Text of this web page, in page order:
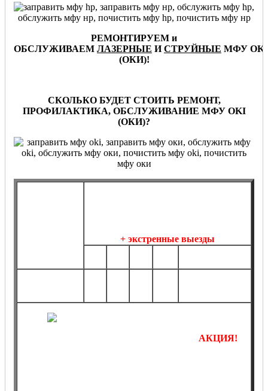
РЕМОНТИРУЕМ и
ОБСЛУЖИВАЕМ ЛАЗЕРНЫЕ ИСТРУЙНЫЕ МФУ OKI
(ОКИ)!
СКОЛЬКО БУДЕТ СТОИТЬ РЕМОНТ,
ПРОФИЛАКТИКА, ОБСЛУЖИВАНИЕ МФУ OKI
(ОКИ)?
+ экстренные выезды
АКЦИЯ!